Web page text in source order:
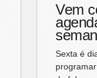
Vem
Sexta é